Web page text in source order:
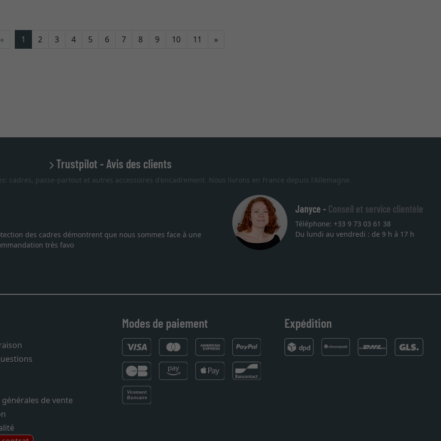
« 1 2 3 4 5 6 7 8 9 10 11 »Continuer
Trustpilot - Avis des clients
cadres, passe-partout et autres accessoires d'encadrement. Nous livrons en France depuis l'Allemagne.
face à une
Je recherchais un cadre sur mesure pour une lithographie, je suis tombée sur ce site. Le choix et la qualité
vous. Emballage professionnel, service et livraison dans les temps. J'espère revenir pour une autre
Janyce - Conseil et service clientèle
Téléphone: +33 9 73 03 61 38
Du lundi au vendredi : de 9 h à 17 h
de vente
Modes de paiement Expédition